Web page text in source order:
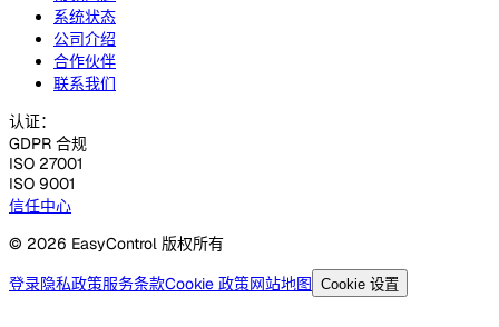
系统状态
公司介绍
合作伙伴
联系我们
认证：
GDPR 合规
ISO 27001
ISO 9001
信任中心
© 2026 EasyControl 版权所有
登录隐私政策服务条款Cookie 政策网站地图 Cookie 设置